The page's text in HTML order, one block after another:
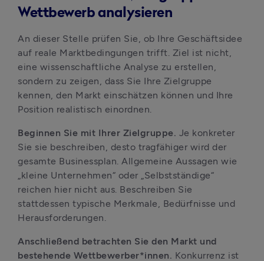
Wettbewerb analysieren
An dieser Stelle prüfen Sie, ob Ihre Geschäftsidee
auf reale Marktbedingungen trifft. Ziel ist nicht,
eine wissenschaftliche Analyse zu erstellen,
sondern zu zeigen, dass Sie Ihre Zielgruppe
kennen, den Markt einschätzen können und Ihre
Position realistisch einordnen.
Beginnen Sie mit Ihrer Zielgruppe. Je konkreter
Sie sie beschreiben, desto tragfähiger wird der
gesamte Businessplan. Allgemeine Aussagen wie
„kleine Unternehmen“ oder „Selbstständige“
reichen hier nicht aus. Beschreiben Sie
stattdessen typische Merkmale, Bedürfnisse und
Herausforderungen.
Anschließend betrachten Sie den Markt und
bestehende Wettbewerber*innen. Konkurrenz ist